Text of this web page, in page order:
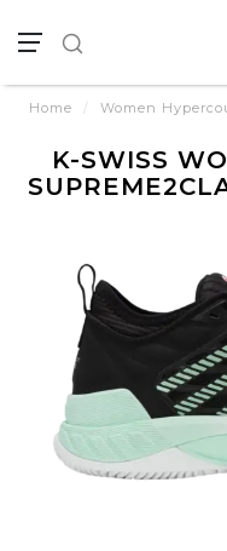
Home / Women
K-SWISS